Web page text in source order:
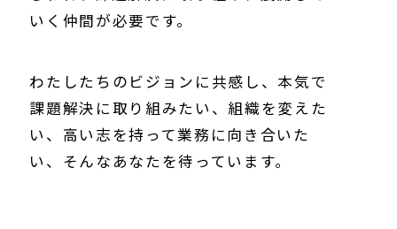
いく仲間が必要です。
わたしたちのビジョンに共感し、本気で
課題解決に取り組みたい、組織を変えた
い、高い志を持って業務に向き合いた
い、そんなあなたを待っています。